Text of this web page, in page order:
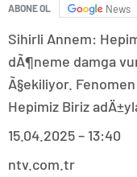
ABONE OL News
Sihirli Annem:
dÃ¶neme damga
Ã§ekiliyor.
Hepimiz Biriz
15.04.2025 – 13:40
ntv.com.tr